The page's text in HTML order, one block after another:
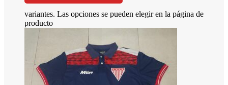
variantes. Las opciones se pueden elegir en la página de
producto